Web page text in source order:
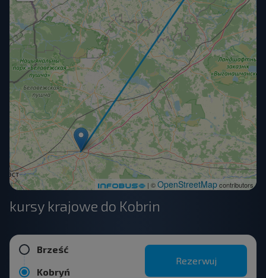
| ©OpenStreetMapcontributors
kursy krajowe do Kobrin
Brześć
Kobryń
Rezerwuj